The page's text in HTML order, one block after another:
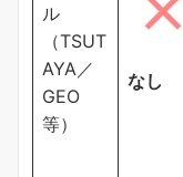
ル
（TSUT
AYA／
GEO
等）
なし